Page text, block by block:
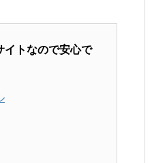
イトなので安心で